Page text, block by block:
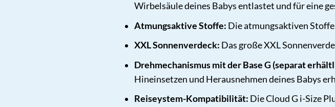
Wirbelsäule deines Babys entlastet und für eine
Atmungsaktive Stoffe: Die atmungsaktiven
XXL Sonnenverdeck: Das große XXL
Drehmechanismus mit der Base G (separat
Hineinsetzen und Herausnehmen deines Babys
Reiseystem-Kompatibilität: Die Cloud G i-Size